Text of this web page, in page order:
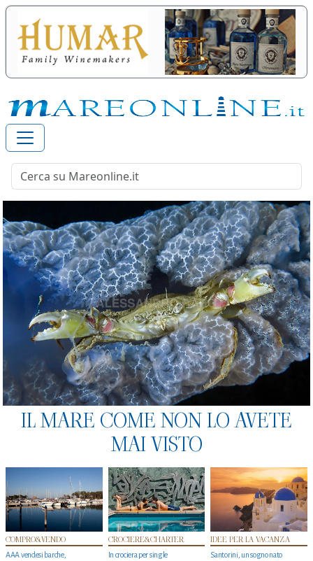
IL MARE COME NON LO AVETE
MAI VISTO
COMPRO&VENDO
AAA vendesi barche,
CROCIERE&CHARTER
In crociera per single
IDEE PER LA VACANZA
Santorini, un sogno nato